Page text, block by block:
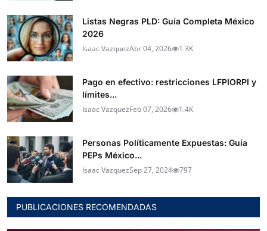
Listas Negras PLD: Guía Completa México
2026
Isaac VazquezAbr 04, 2026 1.3K
Pago en efectivo: restricciones LFPIORPI y
límites...
Isaac VazquezFeb 07, 2026 1.4K
Personas Políticamente Expuestas: Guía
PEPs México...
Isaac VazquezSep 27, 2024 797
PUBLICACIONES RECOMENDADAS